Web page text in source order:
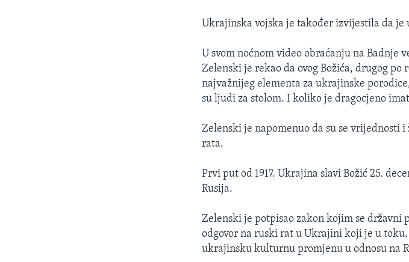
Ukrajinska vojska je također izvijestila da
U svom noćnom video obraćanju na
Zelenski je rekao da ovog Božića, drugog
najvažnijeg elementa za ukrajinske
su ljudi za stolom. I koliko je dragocjeno
Zelenski je napomenuo da su se vrijednosti
rata.
Prvi put od 1917. Ukrajina slavi Božić 25.
Rusija.
Zelenski je potpisao zakon kojim se državni
odgovor na ruski rat u Ukrajini koji je u
ukrajinsku kulturnu promjenu u odnosu na